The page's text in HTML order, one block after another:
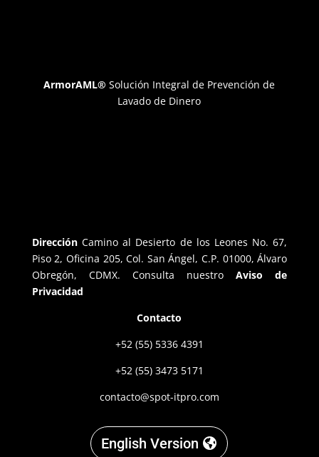
ArmorAML® Solución Integral de Prevención de
Lavado de Dinero
Dirección Camino al Desierto de los Leones No. 67,
Piso 2, Oficina 205, Col. San Ángel, C.P. 01000, Álvaro
Obregón, CDMX. Consulta nuestro
Aviso de
Privacidad
Contacto
+52 (55) 5336 4391
+52 (55) 3473 5171
contacto@spot-itpro.com
English Version